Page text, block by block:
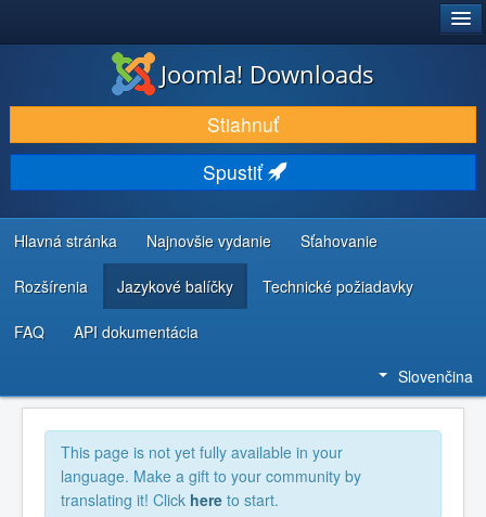
STIAHNUŤ & ROZŠÍRIŤ
OBJAVUJTE & UČTE SA
KOMUNITA & PODPORA
ZDROJE INFORMÁCIÍ PRE VÝVOJÁROV
Joomla! Downloads
Stiahnuť
Spustiť
Hlavná stránka Najnovšie vydanie Sťahovanie
Rozšírenia Jazykové balíčky Technické požiadavky
FAQ API dokumentácia
Slovenčina
This page is not yet fully available in your
language. Make a gift to your community by
translating it! Click here to start.